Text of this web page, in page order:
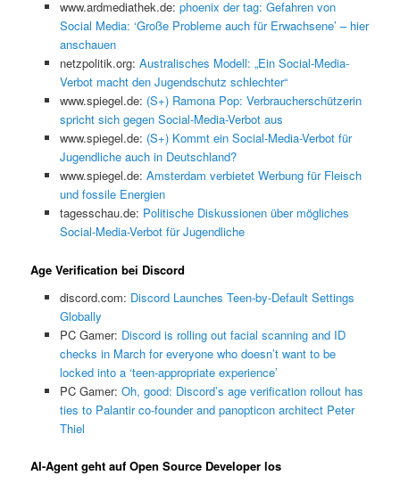
www.ardmediathek.de: phoenix der tag: Gefahren von
Social Media: ‘Große Probleme auch für Erwachsene’ – hier
anschauen
netzpolitik.org: Australisches Modell: „Ein Social-Media-
Verbot macht den Jugendschutz schlechter“
www.spiegel.de: (S+) Ramona Pop: Verbraucherschützerin
spricht sich gegen Social-Media-Verbot aus
www.spiegel.de: (S+) Kommt ein Social-Media-Verbot für
Jugendliche auch in Deutschland?
www.spiegel.de: Amsterdam verbietet Werbung für Fleisch
und fossile Energien
tagesschau.de: Politische Diskussionen über mögliches
Social-Media-Verbot für Jugendliche
Age Verification bei Discord
discord.com: Discord Launches Teen-by-Default Settings
Globally
PC Gamer: Discord is rolling out facial scanning and ID
checks in March for everyone who doesn’t want to be
locked into a ‘teen-appropriate experience’
PC Gamer: Oh, good: Discord’s age verification rollout has
ties to Palantir co-founder and panopticon architect Peter
Thiel
AI-Agent geht auf Open Source Developer los